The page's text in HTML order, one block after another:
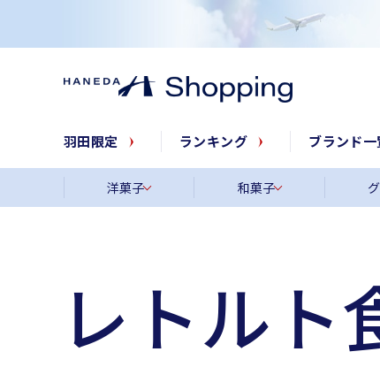
羽田限定 ランキング ブランド一
洋菓子 和菓子
レトルト